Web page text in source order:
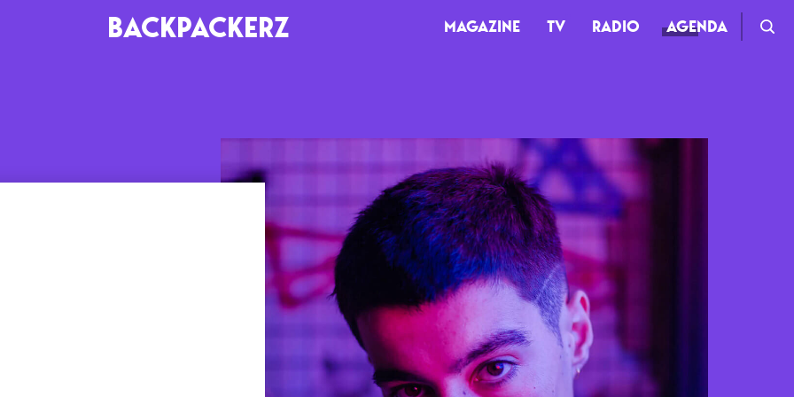
BACKPACKERZ MAGAZINE TV RADIO AGENDA
Paris
RADIO
Podcasts
Mixes
TV
Clips
Live
Documentaires
Web-séries